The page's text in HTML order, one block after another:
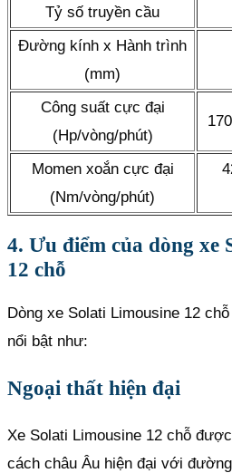
Tỷ số truyền cầu
Đường kính x Hành trình
(mm)
Công suất cực đại
(Hp/vòng/phút)
Momen xoắn cực đại
(Nm/vòng/phút)
4. Ưu điểm của dòng xe
12 chỗ
Dòng xe Solati Limousine 12
nổi bật như:
Ngoại thất hiện đại
Xe Solati Limousine 12 chỗ
cách châu Âu hiện đại với